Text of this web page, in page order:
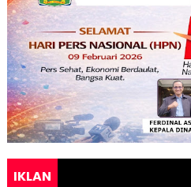
IKLAN